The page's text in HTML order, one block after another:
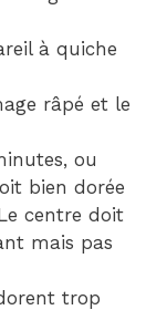
à quiche
râpé et le
ou
bien dorée
centre doit
mais pas
trop